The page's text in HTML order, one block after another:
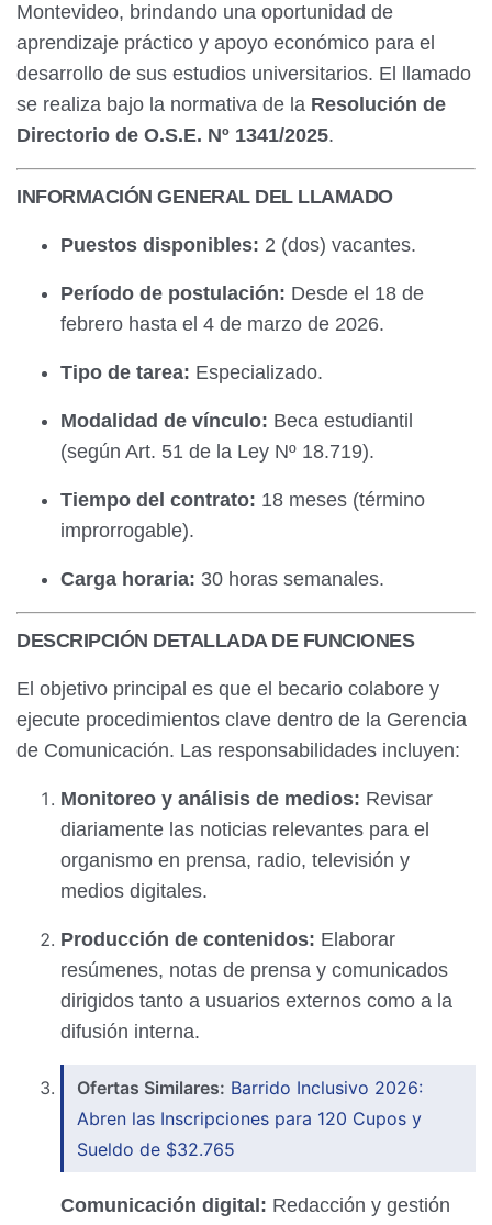
Montevideo, brindando una oportunidad de
aprendizaje práctico y apoyo económico para el
desarrollo de sus estudios universitarios. El llamado
se realiza bajo la normativa de la Resolución de
Directorio de O.S.E. Nº 1341/2025.
INFORMACIÓN GENERAL DEL LLAMADO
Puestos disponibles: 2 (dos) vacantes.
Período de postulación: Desde el 18 de
febrero hasta el 4 de marzo de 2026.
Tipo de tarea: Especializado.
Modalidad de vínculo: Beca estudiantil
(según Art. 51 de la Ley Nº 18.719).
Tiempo del contrato: 18 meses (término
improrrogable).
Carga horaria: 30 horas semanales.
DESCRIPCIÓN DETALLADA DE FUNCIONES
El objetivo principal es que el becario colabore y
ejecute procedimientos clave dentro de la Gerencia
de Comunicación. Las responsabilidades incluyen:
Monitoreo y análisis de medios: Revisar
diariamente las noticias relevantes para el
organismo en prensa, radio, televisión y
medios digitales.
Producción de contenidos: Elaborar
resúmenes, notas de prensa y comunicados
dirigidos tanto a usuarios externos como a la
difusión interna.
Ofertas Similares: Barrido Inclusivo 2026:
Abren las Inscripciones para 120 Cupos y
Sueldo de $32.765
Comunicación digital: Redacción y gestión